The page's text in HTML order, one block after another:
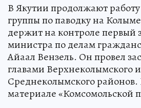
В Якутии продолжают
группы по паводку на
держит на контроле первый
министра по делам
Айаал Вензель. Он провел
главами Верхнеколымского и
Среднеколымского
материале «Комсомольской